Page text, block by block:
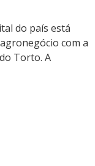
do país está
com a
Torto. A